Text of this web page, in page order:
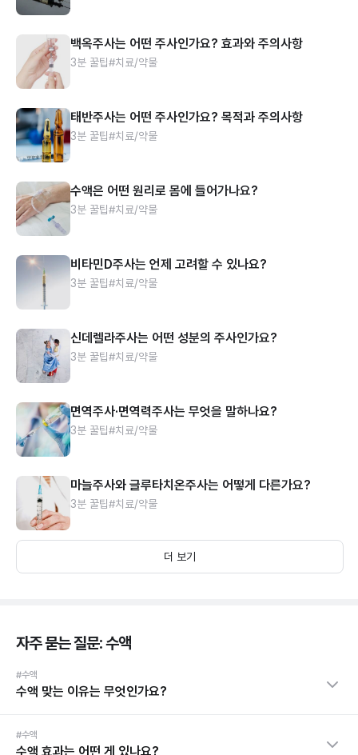
백옥주사는 어떤 주사인가요? 효과와 주의사항
3분 꿀팁#치료/약물
태반주사는 어떤 주사인가요? 목적과 주의사항
3분 꿀팁#치료/약물
수액은 어떤 원리로 몸에 들어가나요?
3분 꿀팁#치료/약물
비타민D주사는 언제 고려할 수 있나요?
3분 꿀팁#치료/약물
신데렐라주사는 어떤 성분의 주사인가요?
3분 꿀팁#치료/약물
면역주사·면역력주사는 무엇을 말하나요?
3분 꿀팁#치료/약물
마늘주사와 글루타치온주사는 어떻게 다른가요?
3분 꿀팁#치료/약물
더 보기
자주 묻는 질문: 수액
#수액
수액 맞는 이유는 무엇인가요?
#수액
수액 효과는 어떤 게 있나요?